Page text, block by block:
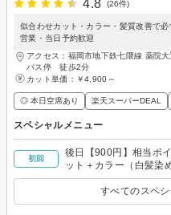
4.8
(26件)
似合わせカット・カラー・髪質改善で
営業・当日予約歓迎
アクセス：福岡市地下鉄七隈線 薬院
バス停 徒歩2分
カット単価： ￥4,900～
◎ 本日空席あり 楽天スーパーDEAL
スペシャルメニュー
初回
後日【900円】相当ポ
ット＋カラー（白髪染
トメント￥14500→￥
すべてのスペ